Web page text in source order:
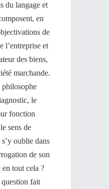
du langage et
en
de
l’entreprise et
des biens,
marchande.
philosophe
le
fonction
sens de
oublie dans
de son
en tout cela ?
fait